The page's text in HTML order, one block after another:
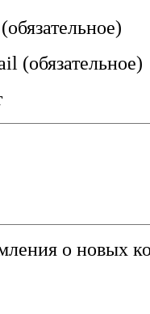
(обязательное)
о новых